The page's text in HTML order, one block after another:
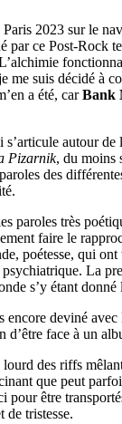
2023 sur le
par ce Post-Rock
me suis décidé à
a été, carBank
autour de
Pizarnik, du moins
des
paroles très
faire le
poétesse, qui
La
s’y étant donné
encore deviné
d’être face à un
lourd des riffs
que peut
pour être
de tristesse.